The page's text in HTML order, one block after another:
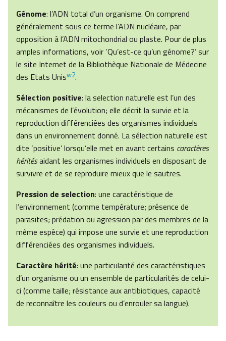
Génome: l’ADN total d’un organisme. On comprend
généralement sous ce terme l’ADN nucléaire, par
opposition à l’ADN mitochondrial ou plaste. Pour de plus
amples informations, voir ‘Qu’est-ce qu’un génome?’ sur
le site Internet de la Bibliothèque Nationale de Médecine
des Etats Unisw2.
Sélection positive: la selection naturelle est l’un des
mécanismes de l’évolution; elle décrit la survie et la
reproduction différenciées des organismes individuels
dans un environnement donné. La sélection naturelle est
dite ‘positive’ lorsqu’elle met en avant certains caractères
héritésaidant les organismes individuels en disposant de
survivre et de se reproduire mieux que le sautres.
Pression de selection: une caractéristique de
l’environnement (comme température; présence de
parasites; prédation ou agression par des membres de la
même espèce) qui impose une survie et une reproduction
différenciées des organismes individuels.
Caractère hérité: une particularité des caractéristiques
d’un organisme ou un ensemble de particularités de celui-
ci (comme taille; résistance aux antibiotiques, capacité
de reconnaître les couleurs ou d’enrouler sa langue).